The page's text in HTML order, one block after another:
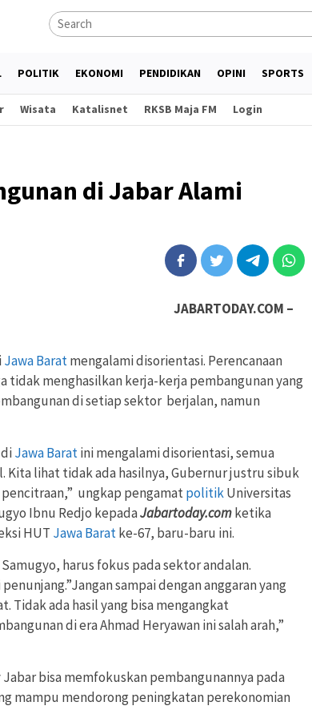
POLITIK EKONOMI PENDIDIKAN OPINI SPORTS
Wisata Katalisnet RKSB Maja FM Login
di Jabar Alami
JABARTODAY.COM –
Jawa Baratmengalami disorientasi. Perencanaan
tidak menghasilkan kerja-kerja pembangunan yang
di setiap sektor berjalan, namun
Jawa Baratini mengalami disorientasi, semua
lihat tidak ada hasilnya, Gubernur justru sibuk
ungkap pengamatpolitikUniversitas
Ibnu Redjo kepadaJabartoday.comketika
HUT Jawa Baratke-67, baru-baru ini.
harus fokus pada sektor andalan.
sampai dengan anggaran yang
Tidak ada hasil yang bisa mengangkat
di era Ahmad Heryawan ini salah arah,”
bisa memfokuskan pembangunannya pada
mampu mendorong peningkatan perekonomian